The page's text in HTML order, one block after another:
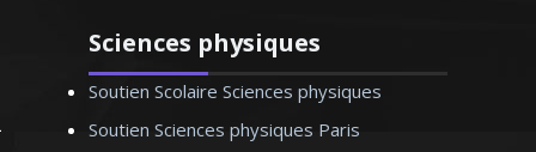
Sciences physiques
Soutien Scolaire Sciences physiques
Soutien Sciences physiques Paris